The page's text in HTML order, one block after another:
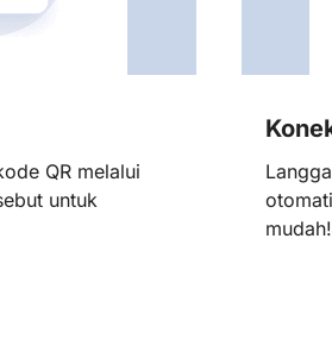
QR melalui
untuk
mudah!